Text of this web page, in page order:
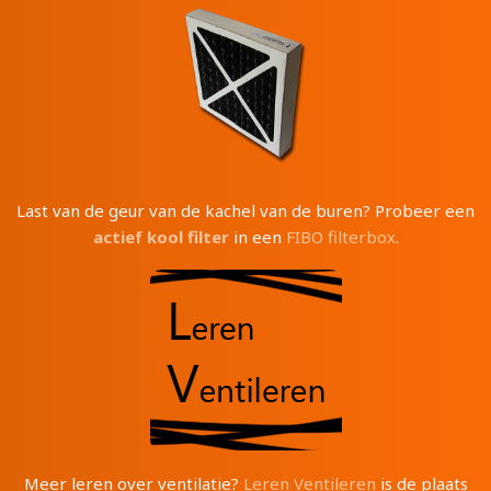
Last van de geur van de kachel van de buren? Probeer een
actief kool filterin een FIBO filterbox.
Meer leren over ventilatie? Leren Ventileren is de plaats